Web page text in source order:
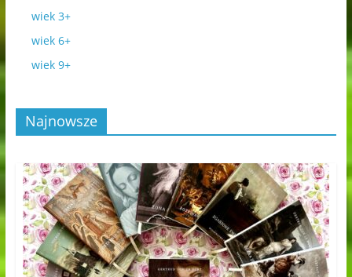
wiek 3+
wiek 6+
wiek 9+
Najnowsze